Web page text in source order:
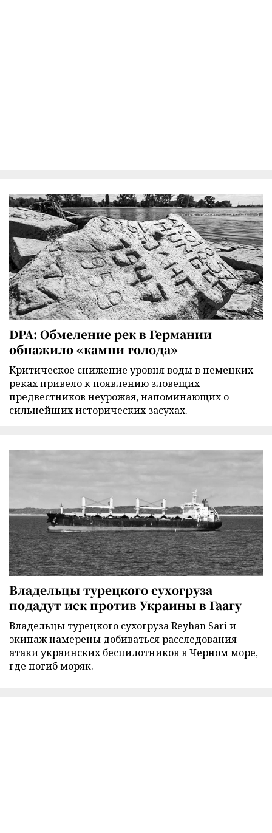
DPA: Обмеление рек в Германии
обнажило «камни голода»
Критическое снижение уровня воды в немецких
реках привело к появлению зловещих
предвестников неурожая, напоминающих о
сильнейших исторических засухах.
Владельцы турецкого сухогруза
подадут иск против Украины в Гаагу
Владельцы турецкого сухогруза Reyhan Sari и
экипаж намерены добиваться расследования
атаки украинских беспилотников в Черном море,
где погиб моряк.